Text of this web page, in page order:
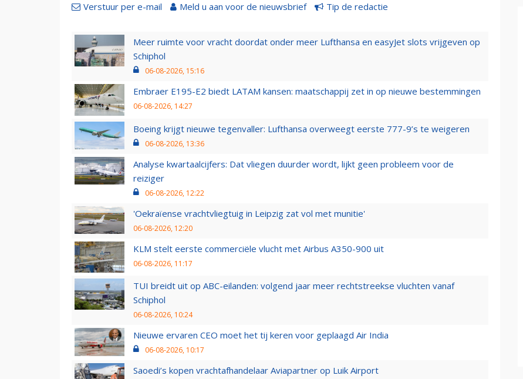
Verstuur per e-mail Meld u aan voor de nieuwsbrief Tip de redactie
Meer ruimte voor vracht doordat onder meer Lufthansa en easyJet slots vrijgeven op
Schiphol
06-08-2026, 15:16
Embraer E195-E2 biedt LATAM kansen: maatschappij zet in op nieuwe bestemmingen
06-08-2026, 14:27
Boeing krijgt nieuwe tegenvaller: Lufthansa overweegt eerste 777-9’s te weigeren
06-08-2026, 13:36
Analyse kwartaalcijfers: Dat vliegen duurder wordt, lijkt geen probleem voor de
reiziger
06-08-2026, 12:22
'Oekraïense vrachtvliegtuig in Leipzig zat vol met munitie'
06-08-2026, 12:20
KLM stelt eerste commerciële vlucht met Airbus A350-900 uit
06-08-2026, 11:17
TUI breidt uit op ABC-eilanden: volgend jaar meer rechtstreekse vluchten vanaf
Schiphol
06-08-2026, 10:24
Nieuwe ervaren CEO moet het tij keren voor geplaagd Air India
06-08-2026, 10:17
Saoedi’s kopen vrachtafhandelaar Aviapartner op Luik Airport